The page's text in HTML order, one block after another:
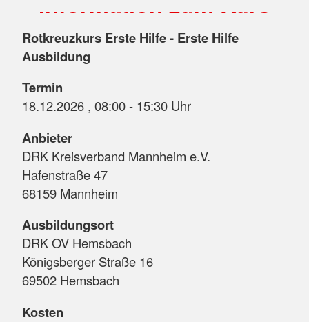
Rotkreuzkurs Erste Hilfe - Erste Hilfe
Ausbildung
Termin
18.12.2026 , 08:00 - 15:30 Uhr
Anbieter
DRK Kreisverband Mannheim e.V.
Hafenstraße 47
68159 Mannheim
Ausbildungsort
DRK OV Hemsbach
Königsberger Straße 16
69502 Hemsbach
Kosten